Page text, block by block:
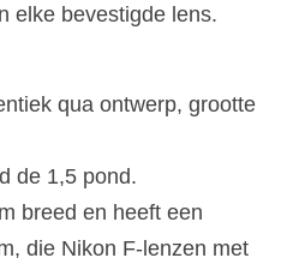
elke bevestigde lens.
qua ontwerp, grootte
de 1,5 pond.
breed en heeft een
die Nikon F-lenzen met